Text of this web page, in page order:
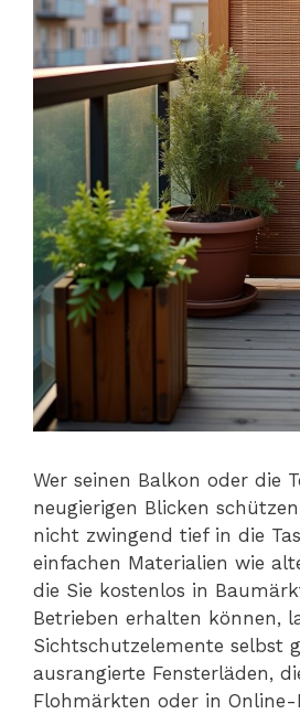
Wer seinen Balkon oder die
neugierigen Blicken
nicht zwingend tief in die
einfachen Materialien wie
die Sie kostenlos in
Betrieben erhalten können,
Sichtschutzelemente selbst
ausrangierte Fensterläden,
Flohmärkten oder in